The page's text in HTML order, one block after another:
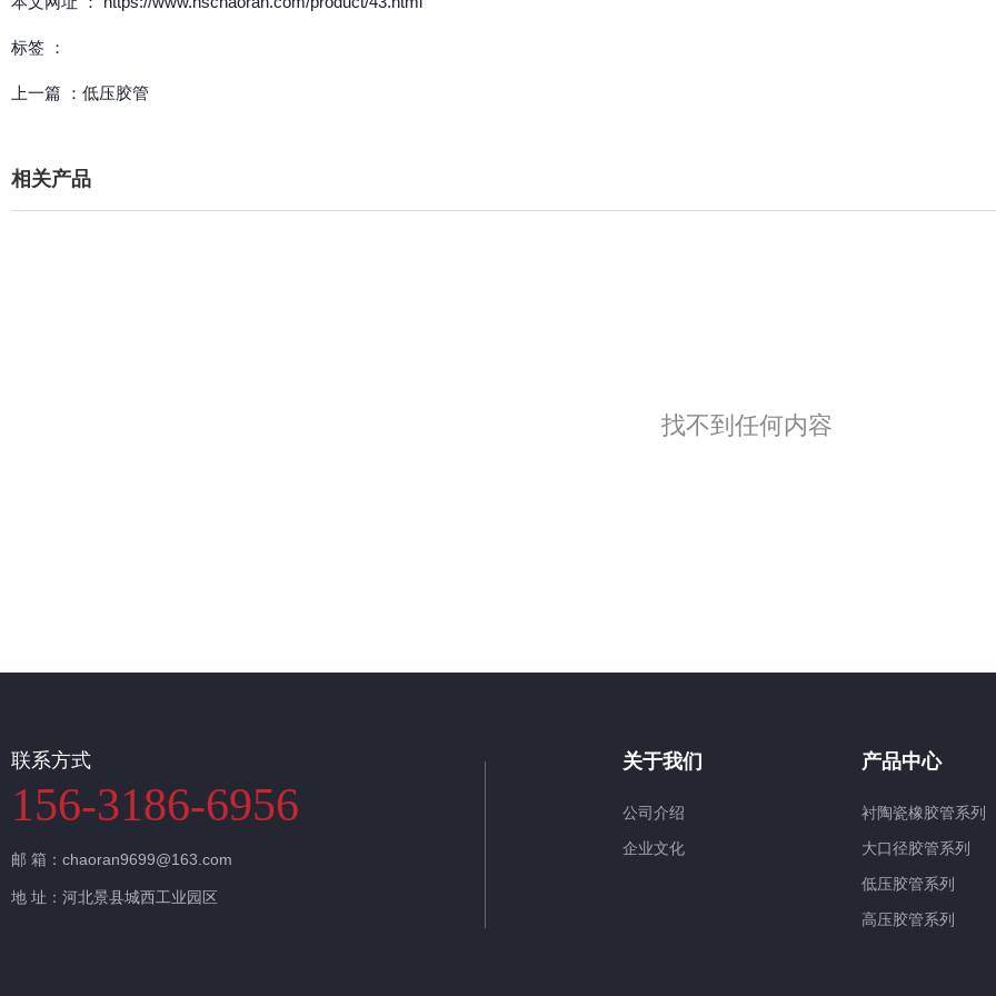
标签 ：
上一篇 ： 低压胶管
相关产品
找不到任何内容
联系方式
156-3186-6956
邮 箱：chaoran9699@163.com
地 址：河北景县城西工业园区
关于我们
公司介绍
企业文化
产品中心
衬陶瓷橡胶管系列
大口径胶管系列
低压胶管系列
高压胶管系列